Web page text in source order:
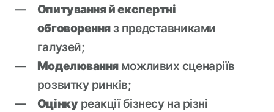
Опитування й експертні
обговоренняз представниками
галузей;
Моделюванняможливих сценаріїв
розвитку ринків;
Оцінку реакції бізнесу на різні